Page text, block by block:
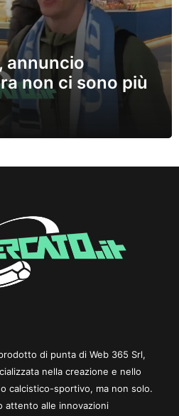
annuncio
non ci sono più
di punta di Web 365 Srl,
nella creazione e nello
calcistico-sportivo, ma non solo.
attento alle innovazioni